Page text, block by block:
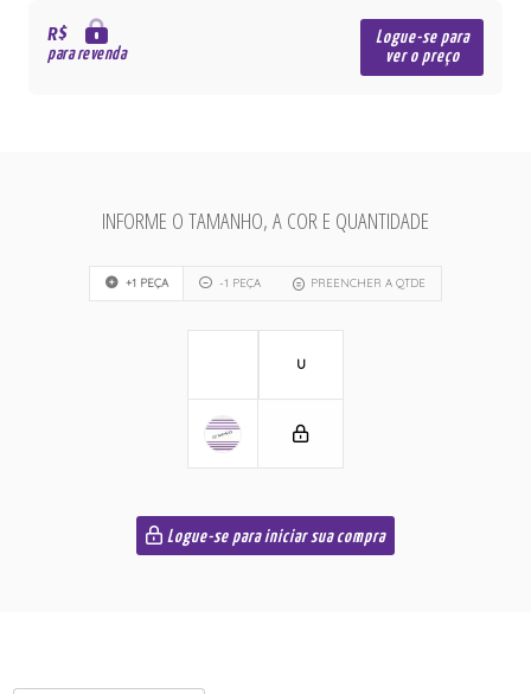
R$
para revenda
Logue-se para
ver o preço
INFORME O TAMANHO, A COR E QUANTIDADE
+1 PEÇA -1 PEÇA PREENCHER A QTDE
U
Logue-se para iniciar sua compra